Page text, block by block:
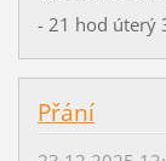
- 21 hod úterý
Přání